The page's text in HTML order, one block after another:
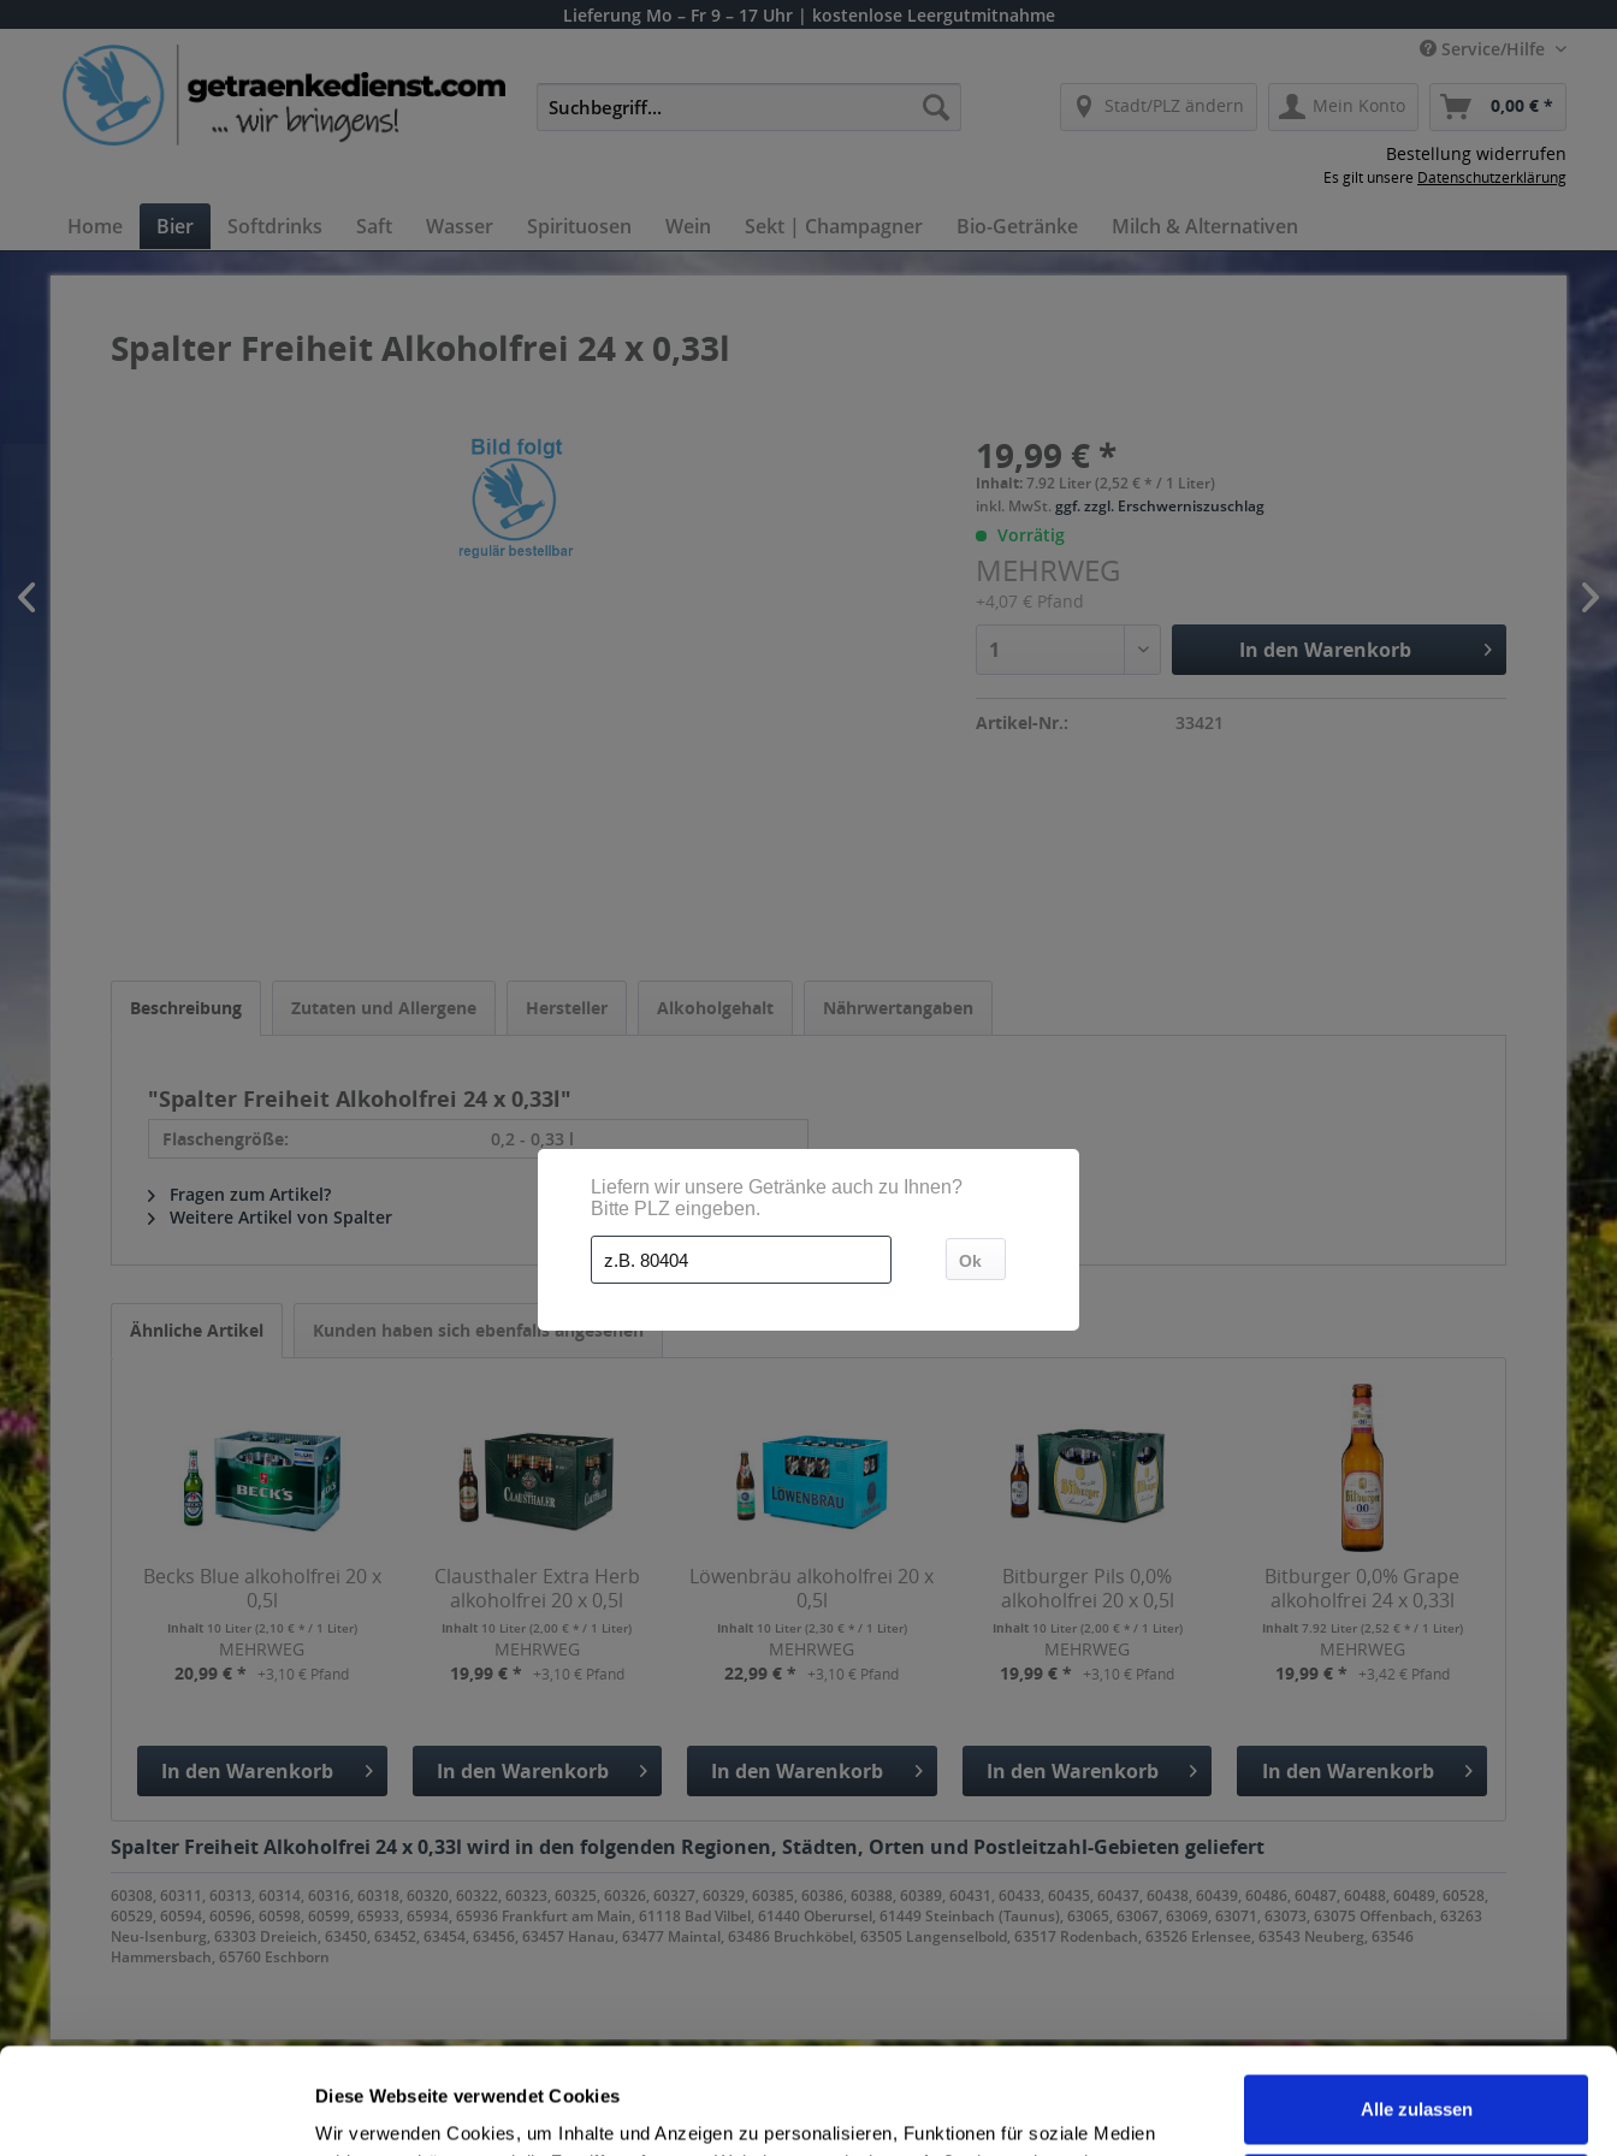
Diese Webseite verwendet Cookies
Wir verwenden Cookies, um Inhalte und Anzeigen zu personalisieren, Funktionen für soziale Medien
Alle zulassen
Lieferung Mo – Fr 9 – 17 Uhr | kostenlose Leergutmitnahme
Service/Hilfe
Stadt/PLZ ändern Mein Konto 0,00 € *
Bestellung widerrufen
Es gilt unsere Datenschutzerklärung
Home Bier Softdrinks Saft Wasser Spirituosen Wein Sekt | Champagner Bio-Getränke Milch & Alternativen
Spalter Freiheit Alkoholfrei 24 x 0,33l
19,99 € *
Inhalt:7.92 Liter (2,52 € * / 1 Liter)
inkl. MwSt.ggf. zzgl. Erschwerniszuschlag
Vorrätig
MEHRWEG
+4,07 € Pfand
In den Warenkorb
Artikel-Nr.: 33421
Beschreibung Zutaten und Allergene Hersteller Alkoholgehalt Nährwertangaben
"Spalter Freiheit Alkoholfrei 24 x 0,33l"
Flaschengröße: 0,2 - 0,33 l
Fragen zum Artikel?
Weitere Artikel von Spalter
Ähnliche Artikel Kunden haben sich ebenfalls angesehen
Becks Blue alkoholfrei 20 x
0,5l
Inhalt 10 Liter (2,10 € * / 1 Liter)
MEHRWEG
20,99 € *
+3,10 € Pfand
In den Warenkorb
Clausthaler Extra Herb
alkoholfrei 20 x 0,5l
Inhalt 10 Liter(2,00 € * / 1 Liter)
MEHRWEG
19,99 € *
+3,10 € Pfand
In den Warenkorb
Löwenbräu alkoholfrei 20 x
0,5l
Inhalt 10 Liter (2,30 € * / 1 Liter)
MEHRWEG
22,99 € *
+3,10 € Pfand
In den Warenkorb
Bitburger Pils 0,0%
alkoholfrei 20 x 0,5l
Inhalt 10 Liter (2,00 € * / 1 Liter)
MEHRWEG
19,99 € *
+3,10 € Pfand
In den Warenkorb
Bitburger 0,0% Grape
alkoholfrei 24 x 0,33l
Inhalt 7.92 Liter (2,52 € * / 1 Liter)
MEHRWEG
19,99 € *
+3,42 € Pfand
In den Warenkorb
Spalter Freiheit Alkoholfrei 24 x 0,33l wird in den folgenden Regionen, Städten, Orten und Postleitzahl-Gebieten geliefert
60308, 60311, 60313, 60314, 60316, 60318, 60320, 60322, 60323, 60325, 60326, 60327, 60329, 60385, 60386, 60388, 60389, 60431, 60433, 60435, 60437, 60438, 60439, 60486, 60487, 60488, 60489, 60528,
60529, 60594, 60596, 60598, 60599, 65933, 65934, 65936 Frankfurt am Main, 61118 Bad Vilbel, 61440 Oberursel, 61449 Steinbach (Taunus), 63065, 63067, 63069, 63071, 63073, 63075 Offenbach, 63263
Neu-Isenburg, 63303 Dreieich, 63450, 63452, 63454, 63456, 63457 Hanau, 63477 Maintal, 63486 Bruchköbel, 63505 Langenselbold, 63517 Rodenbach, 63526 Erlensee, 63543 Neuberg, 63546
Hammersbach, 65760 Eschborn
Shop Service Getränkelieferant Newsletter